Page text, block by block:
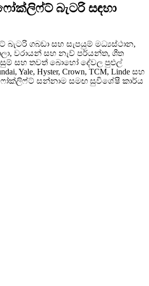
බැටරි සඳහා
ගබඩා සහ සැපයුම් මධ්‍යස්ථාන,
වරායන් සහ නැව් පර්යන්ත, ශීත
සහ තවත් බොහෝ දේවල පුළුල්
Yale, Hyster, Crown, TCM, Linde සහ
ෆෝක්ලිෆ්ට් සන්නාම සමඟ සුවිශේෂී කාර්ය